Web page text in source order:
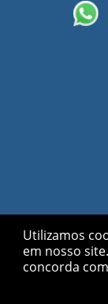
Utilizamos
em nosso site.
concorda